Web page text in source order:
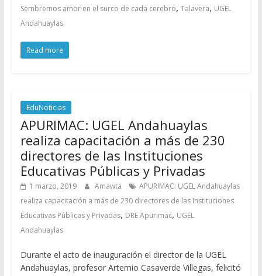
Sembremos amor en el surco de cada cerebro, Talavera, UGEL
Andahuaylas
Read more
EduNoticias
APURIMAC: UGEL Andahuaylas
realiza capacitación a más de 230
directores de las Instituciones
Educativas Públicas y Privadas
1 marzo, 2019 Amawta
APURIMAC: UGEL Andahuaylas
realiza capacitación a más de 230 directores de las Instituciones
Educativas Públicas y Privadas, DRE Apurimac, UGEL
Andahuaylas
Durante el acto de inauguración el director de la UGEL
Andahuaylas, profesor Artemio Casaverde Villegas, felicitó